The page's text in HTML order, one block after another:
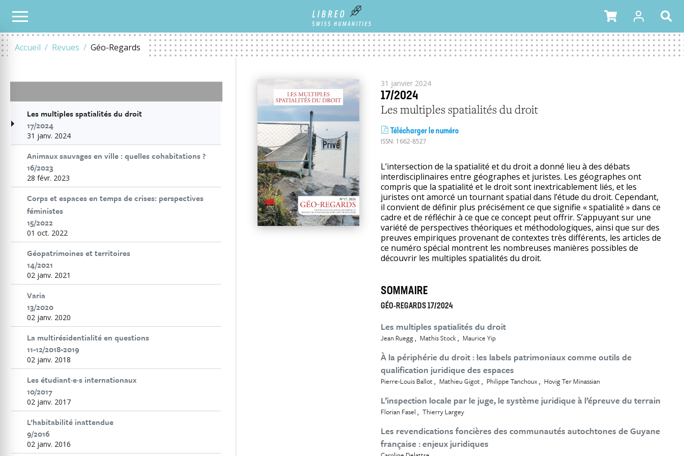
Accueil Revues Géo-Regards
TOUS LES NUMÉROS
31 janvier 2024
17/2024
Les multiples spatialités du droit
Télécharger le numéro
ISSN: 1662-8527
L’intersection de la spatialité et du droit a donné lieu à des débats
interdisciplinaires entre géographes et juristes. Les géographes ont
compris que la spatialité et le droit sont inextricablement liés, et les
juristes ont amorcé un tournant spatial dans l’étude du droit. Cependant,
il convient de définir plus précisément ce que signifie « spatialité » dans ce
cadre et de réfléchir à ce que ce concept peut offrir. S’appuyant sur une
variété de perspectives théoriques et méthodologiques, ainsi que sur des
preuves empiriques provenant de contextes très différents, les articles de
ce numéro spécial montrent les nombreuses manières possibles de
découvrir les multiples spatialités du droit.
SOMMAIRE
GÉO-REGARDS 17/2024
Les multiples spatialités du droit
Jean Ruegg Mathis Stock Maurice Yip
À la périphérie du droit : les labels patrimoniaux comme outils de
qualification juridique des espaces
Pierre-Louis Ballot Mathieu Gigot Philippe Tanchoux Hovig Ter Minassian
L’inspection locale par le juge, le système juridique à l’épreuve du terrain
Florian Fasel Thierry Largey
Les revendications foncières des communautés autochtones de Guyane
française : enjeux juridiques
Les multiples spatialités du droit
17/2024
31 janv. 2024
Animaux sauvages en ville : quelles cohabitations ?
16/2023
28 févr. 2023
Corps et espaces en temps de crises: perspectives
féministes
15/2022
01 oct. 2022
Géopatrimoines et territoires
14/2021
02 janv. 2021
Varia
13/2020
02 janv. 2020
La multirésidentialité en questions
11-12/2018-2019
02 janv. 2018
Les étudiant·e·s internationaux
10/2017
02 janv. 2017
L’habitabilité inattendue
9/2016
02 janv. 2016